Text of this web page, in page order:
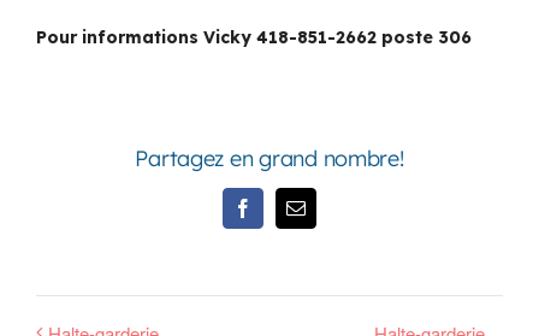
Pour informations Vicky 418-851-2662 poste 306
Partagez en grand nombre!
FacebookEmail